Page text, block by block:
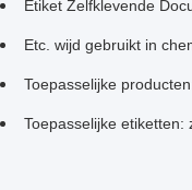
Etiket Zelfklevende
Etc. wijd gebruikt in
Toepasselijke
Toepasselijke